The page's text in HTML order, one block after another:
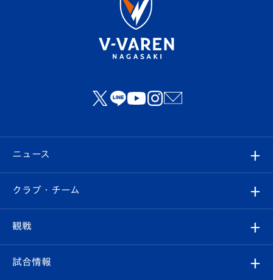
ニュース
すべて
クラブ
クラブ・チーム
観戦
観戦ルール
試合情報